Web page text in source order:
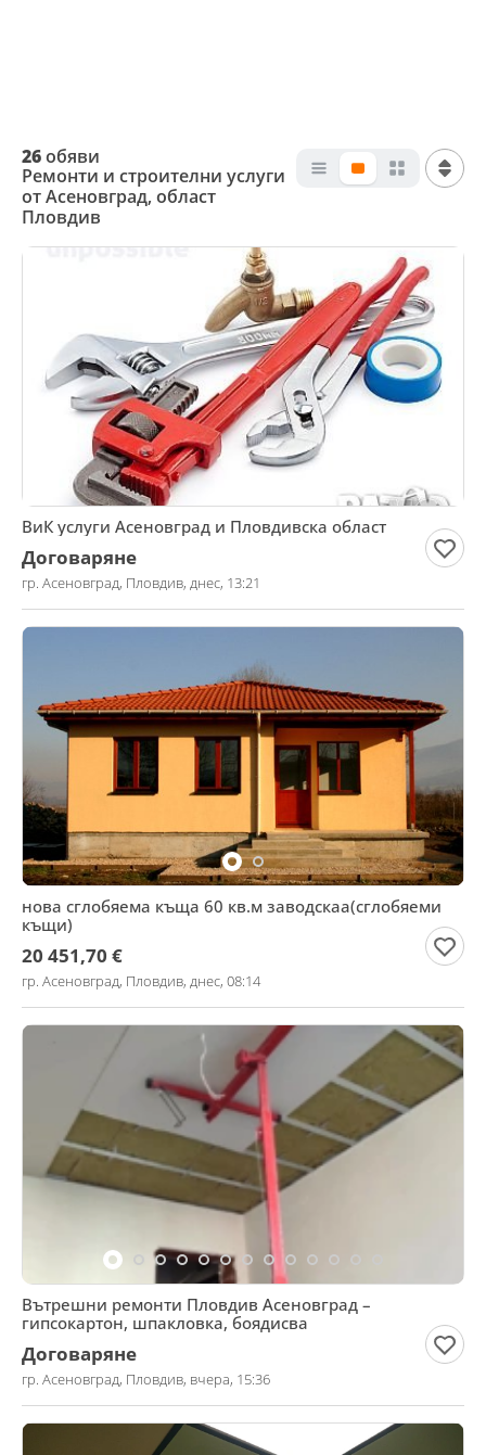
26обяви
Ремонти и строителни услуги
от Асеновград, област
Пловдив
ВиК услуги Асеновград и Пловдивска област
Договаряне
гр. Асеновград, Пловдив, днес, 13:21
нова сглобяема къща 60 кв.м заводскаа(сглобяеми
къщи)
20 451,70 €
гр. Асеновград, Пловдив, днес, 08:14
Вътрешни ремонти Пловдив Асеновград –
гипсокартон, шпакловка, боядисва
Договаряне
гр. Асеновград, Пловдив, вчера, 15:36